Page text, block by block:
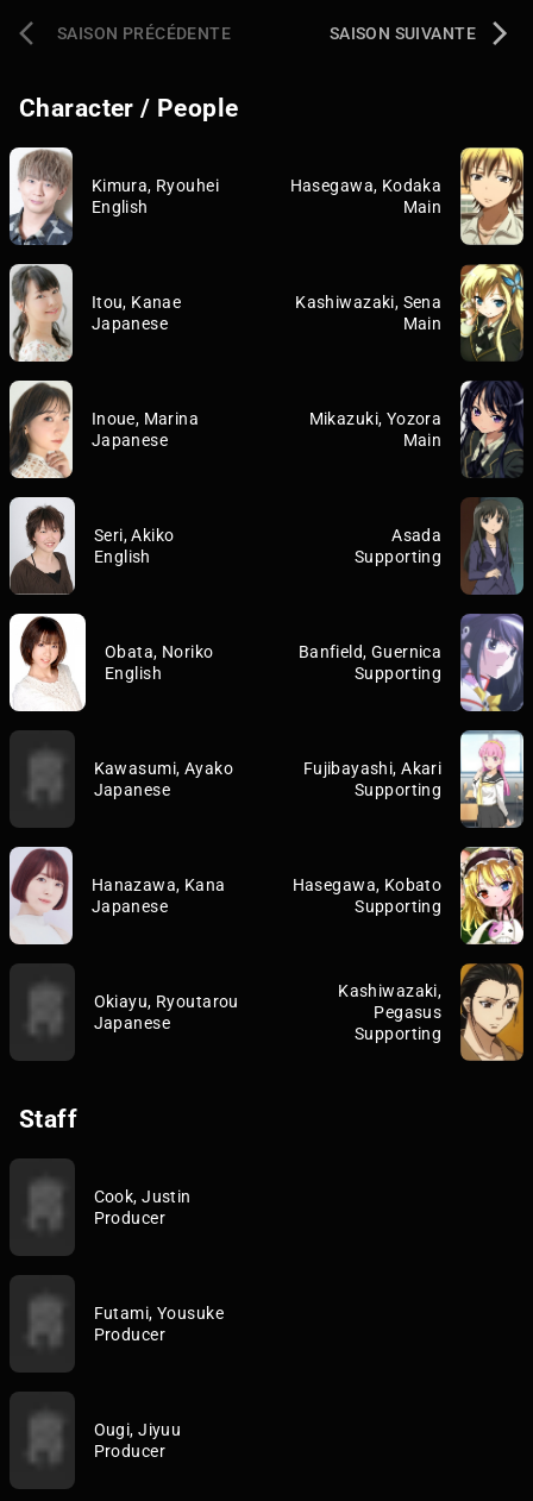
SAISON PRÉCÉDENTE SAISON SUIVANTE
Character / People
Kimura, Ryouhei
English
Hasegawa, Kodaka
Main
Itou, Kanae
Japanese
Kashiwazaki, Sena
Main
Inoue, Marina
Japanese
Mikazuki, Yozora
Main
Seri, Akiko
English
Asada
Supporting
Obata, Noriko
English
Banfield, Guernica
Supporting
Kawasumi, Ayako
Japanese
Fujibayashi, Akari
Supporting
Hanazawa, Kana
Japanese
Hasegawa, Kobato
Supporting
Okiayu, Ryoutarou
Japanese
Kashiwazaki,
Pegasus
Supporting
Staff
Cook, Justin
Producer
Futami, Yousuke
Producer
Ougi, Jiyuu
Producer